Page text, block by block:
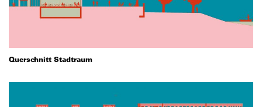
Querschnitt Stadtraum